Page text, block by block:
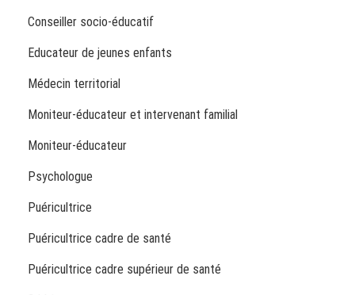
Conseiller socio-éducatif
Educateur de jeunes enfants
Médecin territorial
Moniteur-éducateur et intervenant familial
Moniteur-éducateur
Psychologue
Puéricultrice
Puéricultrice cadre de santé
Puéricultrice cadre supérieur de santé